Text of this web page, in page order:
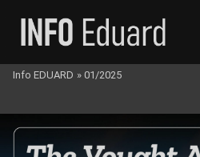
Info EDUARD » 01/2025